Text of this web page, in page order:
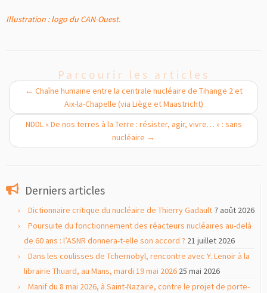
Illustration : logo du CAN-Ouest.
Parcourir les articles
← Chaîne humaine entre la centrale nucléaire de Tihange 2 et
Aix-la-Chapelle (via Liège et Maastricht)
NDDL « De nos terres à la Terre : résister, agir, vivre… » : sans
nucléaire →
Derniers articles
Dictionnaire critique du nucléaire de Thierry Gadault 7 août 2026
Poursuite du fonctionnement des réacteurs nucléaires au-delà
de 60 ans : l’ASNR donnera-t-elle son accord ? 21 juillet 2026
Dans les coulisses de Tchernobyl, rencontre avec Y. Lenoir à la
librairie Thuard, au Mans, mardi 19 mai 2026 25 mai 2026
Manif du 8 mai 2026, à Saint-Nazaire, contre le projet de porte-